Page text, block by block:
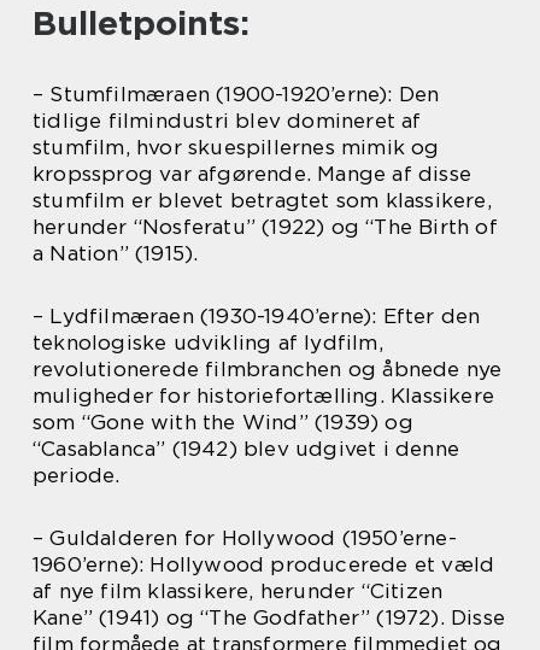
Bulletpoints:
– Stumfilmæraen (1900-1920’erne): Den
tidlige filmindustri blev domineret af
stumfilm, hvor skuespillernes mimik og
kropssprog var afgørende. Mange af disse
stumfilm er blevet betragtet som klassikere,
herunder “Nosferatu” (1922) og “The Birth of
a Nation” (1915).
– Lydfilmæraen (1930-1940’erne): Efter den
teknologiske udvikling af lydfilm,
revolutionerede filmbranchen og åbnede nye
muligheder for historiefortælling. Klassikere
som “Gone with the Wind” (1939) og
“Casablanca” (1942) blev udgivet i denne
periode.
– Guldalderen for Hollywood (1950’erne-
1960’erne): Hollywood producerede et væld
af nye film klassikere, herunder “Citizen
Kane” (1941) og “The Godfather” (1972). Disse
film formåede at transformere filmmediet og